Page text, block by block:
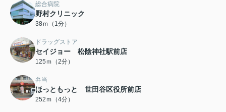
総合病院
野村クリニック
38ｍ（1分）
ドラッグストア
セイジョー 松陰神社駅前店
125ｍ（2分）
弁当
ほっともっと 世田谷区役所前店
252ｍ（4分）